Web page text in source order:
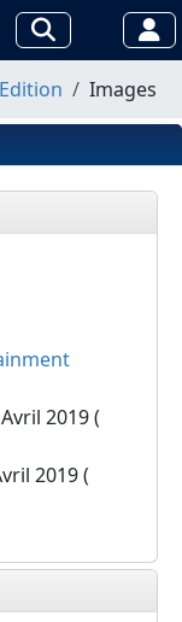
Images
2019 (
2019 (